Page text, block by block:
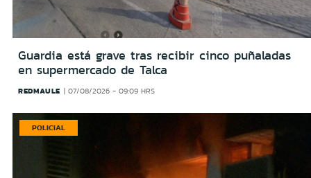
Guardia está grave tras recibir cinco puñaladas
en supermercado de Talca
REDMAULE 07/08/2026 - 09:09 HRS
POLICIAL